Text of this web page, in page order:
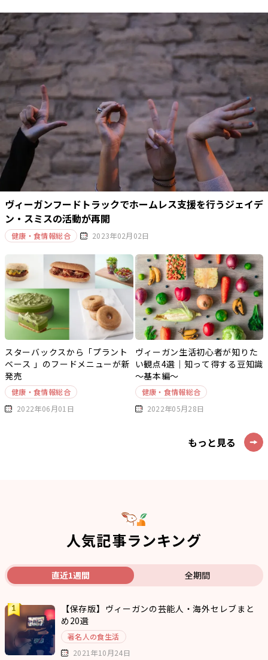
ヴィーガンフードトラックでホームレス支援を行うジェイデ
ン・スミスの活動が再開
健康・食情報総合 2023年02月02日
スターバックスから「プラント
ベース 」のフードメニューが新
発売
健康・食情報総合
2022年06月01日
ヴィーガン生活初心者が知りた
い観点4選｜知って得する豆知識
～基本編～
健康・食情報総合
2022年05月28日
もっと見る
人気記事ランキング
直近1週間 全期間
【保存版】ヴィーガンの芸能人・海外セレブまと
め20選
著名人の食生活
2021年10月24日